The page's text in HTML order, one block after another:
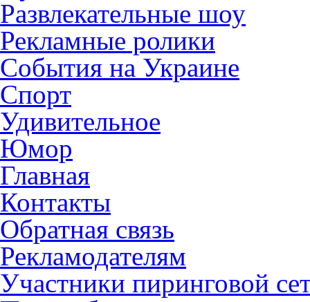
Развлекательные шоу
Рекламные ролики
События на Украине
Спорт
Удивительное
Юмор
Главная
Контакты
Обратная связь
Рекламодателям
Участники пиринговой